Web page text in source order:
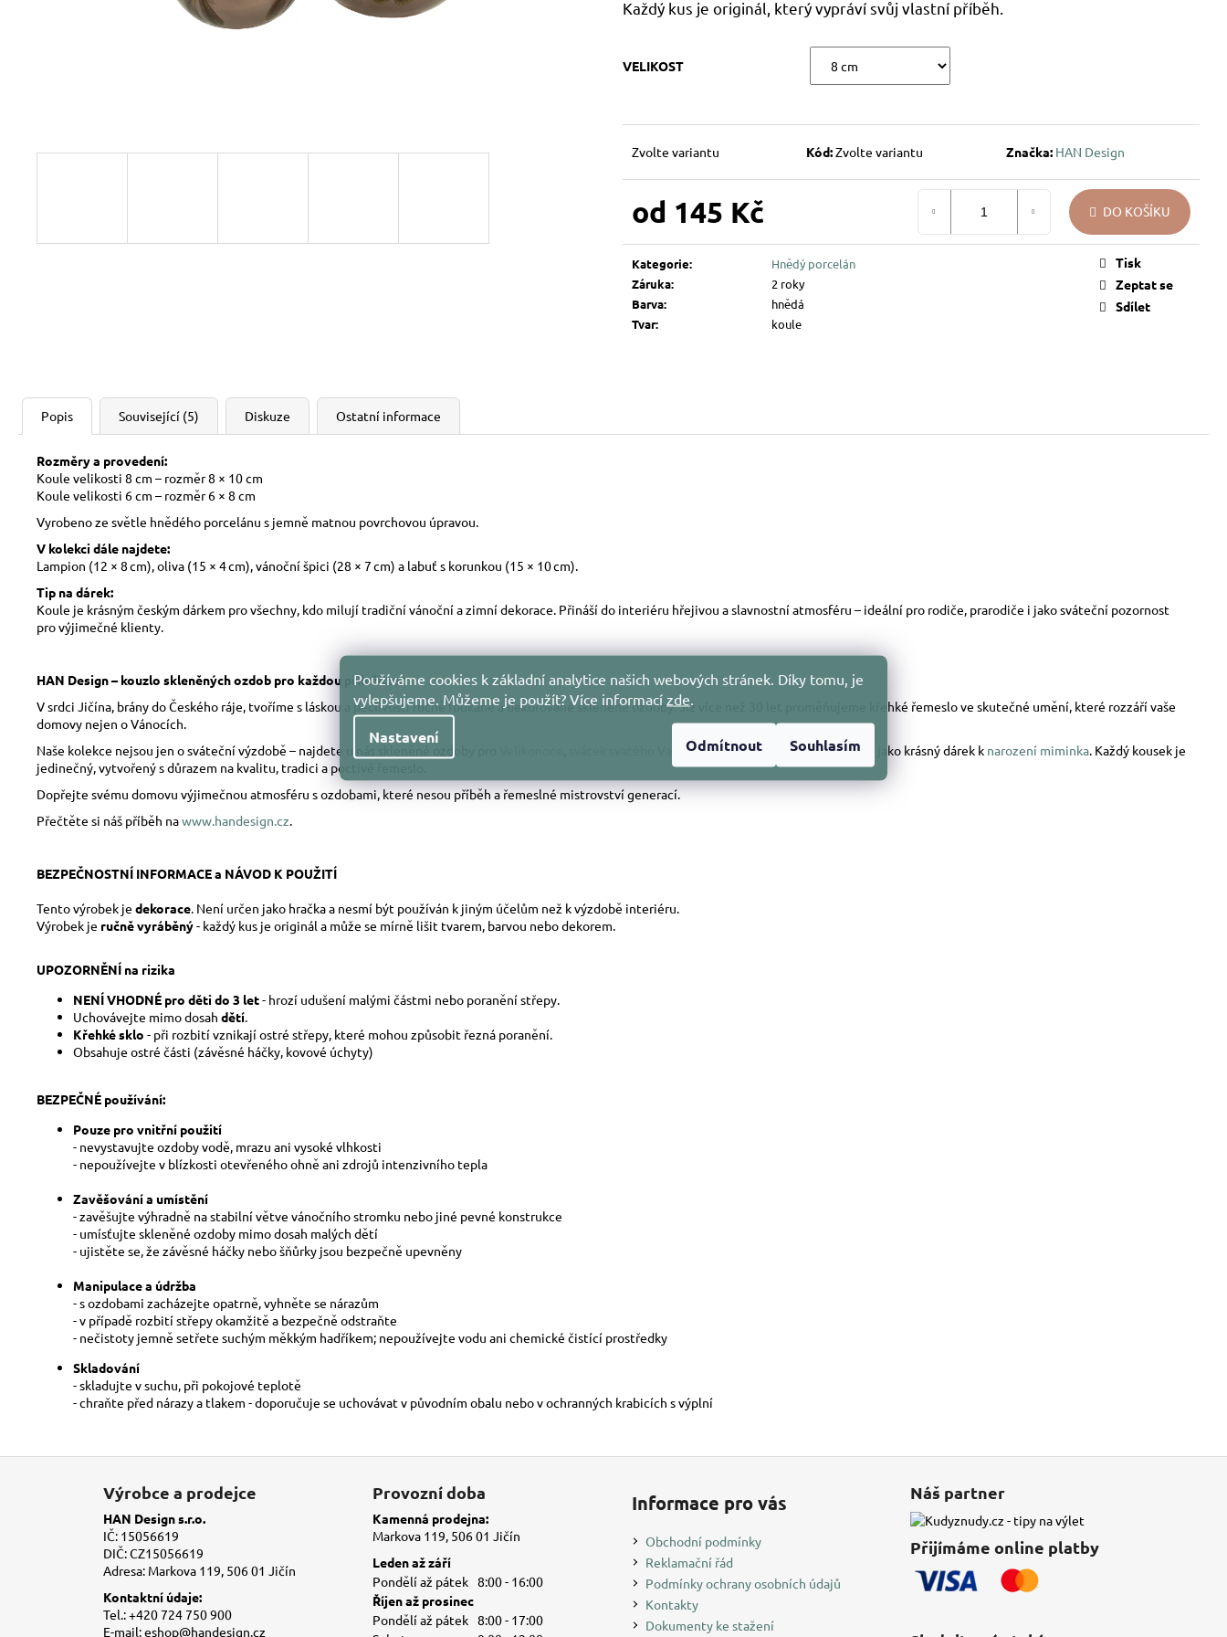
Používáme cookies k základní analytice našich webových stránek. Díky tomu, je
vylepšujeme. Můžeme je použít? Více informací zde
Nastavení Odmítnout Souhlasím
Každý kus je originál, který vypráví svůj vlastní příběh.
VELIKOST
Zvolte variantu Kód:Zvolte variantu Značka: HAN Design
od 145 Kč DO KOŠÍKU
Kategorie:
Hnědý porcelán
Záruka:
2 roky
Barva:
hnědá
Tvar: koule
Tisk
Zeptat se
Sdílet
Popis Související (5) Diskuze Ostatní informace
Rozměry a provedení:
Koule velikosti 8 cm – rozměr 8 × 10 cm
Koule velikosti 6 cm – rozměr 6 × 8 cm
Vyrobeno ze světle hnědého porcelánu s jemně matnou povrchovou úpravou.
V kolekci dále najdete:
Lampion (12 × 8 cm), oliva (15 × 4 cm), vánoční špici (28 × 7 cm) a labuť s korunkou (15 × 10 cm).
Tip na dárek:
Koule je krásným českým dárkem pro všechny, kdo milují tradiční vánoční a zimní dekorace. Přináší do interiéru hřejivou a slavnostní atmosféru – ideální pro rodiče, prarodiče i jako sváteční pozornost
pro výjimečné klienty.
HAN Design – kouzlo skleněných ozdob pro každou příležitost
V srdci Jičína, brány do Českého ráje, tvoříme s láskou a pečlivostí ručně foukané a dekorované skleněné ozdoby. Již více než 30 let proměňujeme křehké řemeslo ve skutečné umění, které rozzáří vaše
domovy nejen o Vánocích.
Naše kolekce nejsou jen o sváteční výzdobě – najdete u nás skleněné ozdoby pro
svátek svatého Valentýna,poděkování učitelůmnebo jako krásný dárek k narození miminka. Každý kousek je
jedinečný, vytvořený s důrazem na kvalitu, tradici a poctivé řemeslo.
Dopřejte svému domovu výjimečnou atmosféru s ozdobami, které nesou příběh a řemeslné mistrovství generací.
Přečtěte si náš příběh nawww.handesign.cz.
BEZPEČNOSTNÍ INFORMACE a NÁVOD K POUŽITÍ
Tento výrobek je dekorace. Není určen jako hračka a nesmí být používán k jiným účelům než k výzdobě interiéru.
Výrobek je ručně vyráběný- každý kus je originál a může se mírně lišit tvarem, barvou nebo dekorem.
UPOZORNĚNÍ na rizika
NENÍ VHODNÉ pro děti do 3 let- hrozí udušení malými částmi nebo poranění střepy.
Uchovávejte mimo dosah dětí.
Křehké sklo - při rozbití vznikají ostré střepy, které mohou způsobit řezná poranění.
Obsahuje ostré části (závěsné háčky, kovové úchyty)
BEZPEČNÉ používání:
Pouze pro vnitřní použití
- nevystavujte ozdoby vodě, mrazu ani vysoké vlhkosti
- nepoužívejte v blízkosti otevřeného ohně ani zdrojů intenzivního tepla
Zavěšování a umístění
- zavěšujte výhradně na stabilní větve vánočního stromku nebo jiné pevné konstrukce
- umísťujte skleněné ozdoby mimo dosah malých dětí
- ujistěte se, že závěsné háčky nebo šňůrky jsou bezpečně upevněny
Manipulace a údržba
- s ozdobami zacházejte opatrně, vyhněte se nárazům
- v případě rozbití střepy okamžitě a bezpečně odstraňte
- nečistoty jemně setřete suchým měkkým hadříkem; nepoužívejte vodu ani chemické čistící prostředky
Skladování
- skladujte v suchu, při pokojové teplotě
- chraňte před nárazy a tlakem - doporučuje se uchovávat v původním obalu nebo v ochranných krabicích s výplní
194 Kč 144 Kč
Výrobce a prodejce
HAN Design s.r.o.
IČ: 15056619
DIČ: CZ15056619
Adresa: Markova 119, 506 01 Jičín
Kontaktní údaje:
Tel.: +420 724 750 900
E-mail: eshop@handesign.cz
Provozní doba
Kamenná prodejna:
Markova 119, 506 01 Jičín
Leden až září
Pondělí až pátek 8:00 - 16:00
Říjen až prosinec
Pondělí až pátek 8:00 - 17:00
Informace pro vás
Obchodní podmínky
Reklamační řád
Podmínky ochrany osobních údajů
Kontakty
Dokumenty ke stažení
Náš partner
Přijímáme online platby